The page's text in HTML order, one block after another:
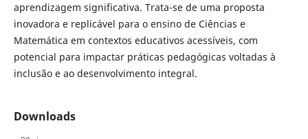
aprendizagem significativa. Trata-se de uma proposta
inovadora e replicável para o ensino de Ciências e
Matemática em contextos educativos acessíveis, com
potencial para impactar práticas pedagógicas voltadas à
inclusão e ao desenvolvimento integral.
Downloads